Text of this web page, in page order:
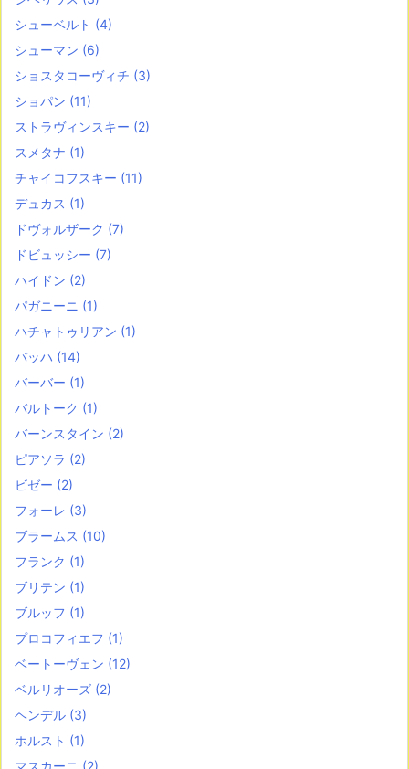
シューベルト (4)
シューマン (6)
ショスタコーヴィチ (3)
ショパン (11)
ストラヴィンスキー (2)
スメタナ (1)
チャイコフスキー (11)
デュカス (1)
ドヴォルザーク (7)
ドビュッシー (7)
ハイドン (2)
パガニーニ (1)
ハチャトゥリアン (1)
バッハ (14)
バーバー (1)
バルトーク (1)
バーンスタイン (2)
ピアソラ (2)
ビゼー (2)
フォーレ (3)
ブラームス (10)
フランク (1)
ブリテン (1)
ブルッフ (1)
プロコフィエフ (1)
ベートーヴェン (12)
ベルリオーズ (2)
ヘンデル (3)
ホルスト (1)